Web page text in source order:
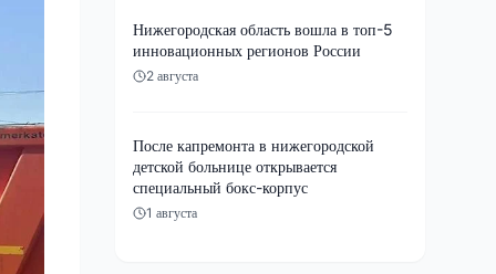
Нижегородская область вошла в топ-5
инновационных регионов России
2 августа
После капремонта в нижегородской
детской больнице открывается
специальный бокс-корпус
1 августа